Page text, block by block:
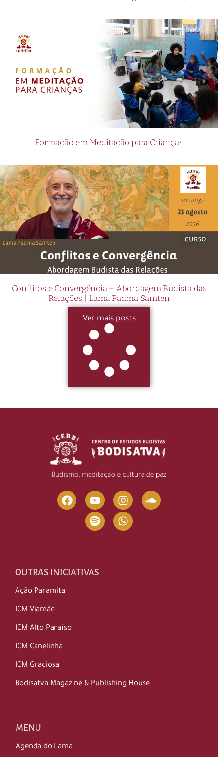
Formação em Meditação para Crianças
Conflitos e Convergência – Abordagem Budista das
Relações | Lama Padma Samten
Ver mais posts
OUTRAS INICIATIVAS
Ação Paramita
ICM Viamão
ICM Alto Paraíso
ICM Canelinha
ICM Graciosa
Bodisatva Magazine & Publishing House
MENU
Agenda do Lama